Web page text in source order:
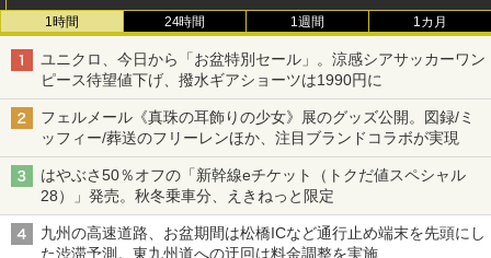
1時間 24時間 1週間 1カ月
ユニクロ、今日から「お盆特別セール」。涼感シアサッカーワン
ピース待望値下げ、撥水ギアショーツは1990円に
フェルメール《真珠の耳飾りの少女》展のグッズ公開。図録/ミ
ッフィー/葬送のフリーレンほか、注目ブランドコラボが実現
はやぶさ50％オフの「新幹線eチケット（トクだ値スペシャル
28）」発売。秋冬乗車分、えきねっと限定
九州の高速道路、お盆期間は松橋ICなど通行止め端末を先頭にし
た渋滞予測。東九州道への迂回は料金調整を実施